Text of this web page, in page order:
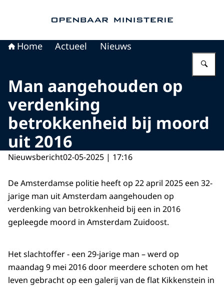
Home Actueel Nieuws
Man aangehouden op
verdenking
betrokkenheid bij moord
uit 2016
Nieuwsbericht02-05-2025 | 17:16
De Amsterdamse politie heeft op 22 april 2025 een 32-
jarige man uit Amsterdam aangehouden op
verdenking van betrokkenheid bij een in 2016
gepleegde moord in Amsterdam Zuidoost.
Het slachtoffer - een 29-jarige man – werd op
maandag 9 mei 2016 door meerdere schoten om het
leven gebracht op een galerij van de flat Kikkenstein in